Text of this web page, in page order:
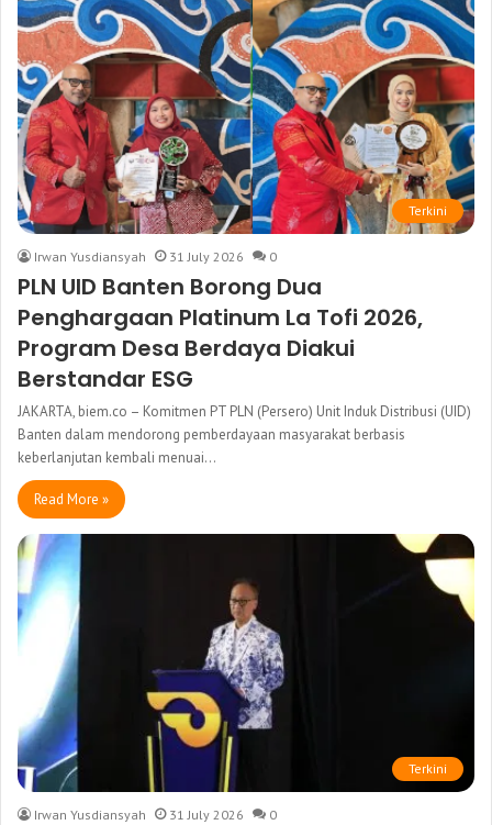
Terkini
Irwan Yusdiansyah 31 July 2026 0
PLN UID Banten Borong Dua
Penghargaan Platinum La Tofi 2026,
Program Desa Berdaya Diakui
Berstandar ESG
JAKARTA, biem.co – Komitmen PT PLN (Persero) Unit Induk Distribusi (UID)
Banten dalam mendorong pemberdayaan masyarakat berbasis
keberlanjutan kembali menuai…
Read More »
Terkini
Irwan Yusdiansyah 31 July 2026 0